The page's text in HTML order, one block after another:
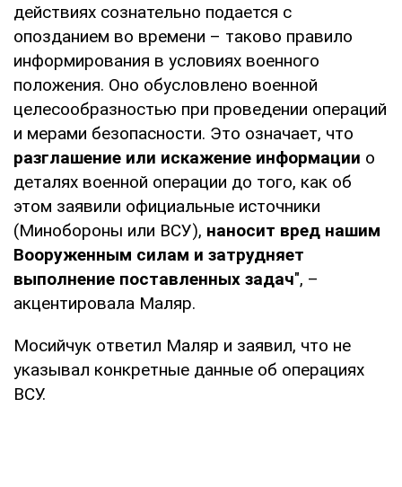
действиях сознательно подается с
опозданием во времени – таково правило
информирования в условиях военного
положения. Оно обусловлено военной
целесообразностью при проведении операций
и мерами безопасности. Это означает, что
разглашение или искажение информации о
деталях военной операции до того, как об
этом заявили официальные источники
(Минобороны или ВСУ), наносит вред нашим
Вооруженным силам и затрудняет
выполнение поставленных задач", –
акцентировала Маляр.
Мосийчук ответил Маляр и заявил, что не
указывал конкретные данные об операциях
ВСУ.